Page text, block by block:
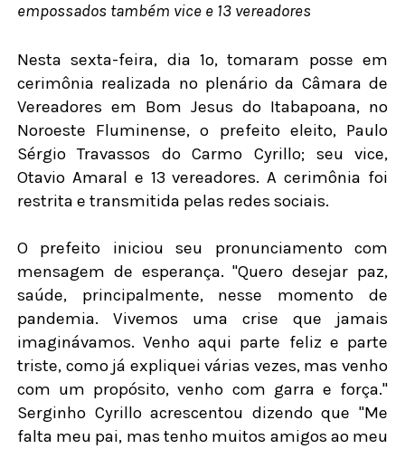
empossados também vice e 13 vereadores
Nesta sexta-feira, dia 1º, tomaram posse em
cerimônia realizada no plenário da Câmara de
Vereadores em Bom Jesus do Itabapoana, no
Noroeste Fluminense, o prefeito eleito, Paulo
Sérgio Travassos do Carmo Cyrillo; seu vice,
Otavio Amaral e 13 vereadores. A cerimônia foi
restrita e transmitida pelas redes sociais.
O prefeito iniciou seu pronunciamento com
mensagem de esperança. "Quero desejar paz,
saúde, principalmente, nesse momento de
pandemia. Vivemos uma crise que jamais
imaginávamos. Venho aqui parte feliz e parte
triste, como já expliquei várias vezes, mas venho
com um propósito, venho com garra e força."
Serginho Cyrillo acrescentou dizendo que "Me
falta meu pai, mas tenho muitos amigos ao meu